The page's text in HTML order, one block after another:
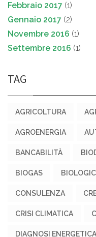
Febbraio 2017 (1)
Gennaio 2017 (2)
Novembre 2016 (1)
Settembre 2016 (1)
TAG
AGRICOLTURA
AGROENERGIA
BANCABILITÀ
BIOGAS
CONSULENZA
CRISI CLIMATICA
DIAGNOSI ENERGETICA